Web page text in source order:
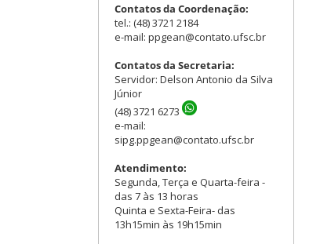
Contatos da Coordenação:
tel.: (48) 3721 2184
e-mail: ppgean@contato.ufsc.br
Contatos da Secretaria:
Servidor: Delson Antonio da Silva
Júnior
(48) 3721 6273
e-mail:
sipg.ppgean@contato.ufsc.br
Atendimento:
Segunda, Terça e Quarta-feira -
das 7 às 13 horas
Quinta e Sexta-Feira- das
13h15min às 19h15min